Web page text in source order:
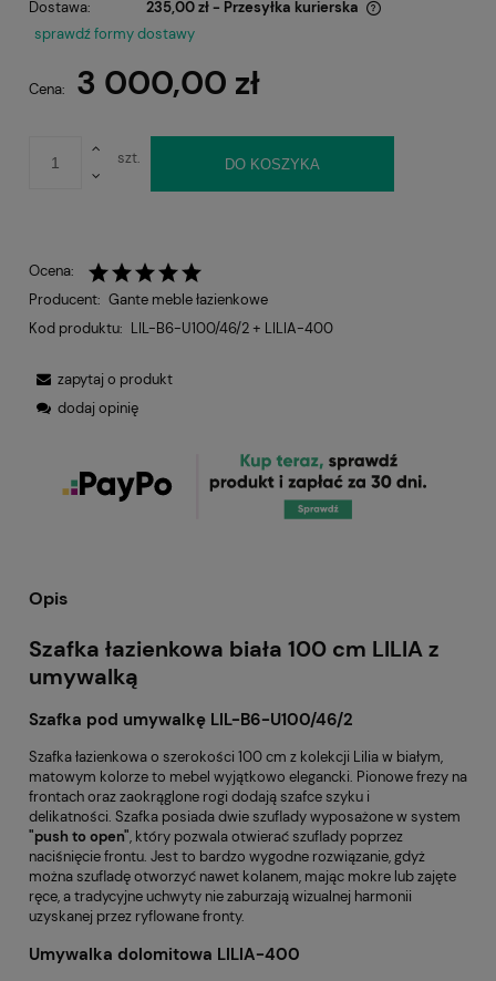
Dostawa:
235,00 zł - Przesyłka kurierska
Cena nie zawiera ewentualnych kosztów płatności
sprawdź formy dostawy
Cena: 3 000,00 zł
szt. DO KOSZYKA
Ocena:
Producent: Gante meble łazienkowe
Kod produktu: LIL-B6-U100/46/2 + LILIA-400
zapytaj o produkt
dodaj opinię
Opis
Szafka łazienkowa biała 100 cm LILIA z
umywalką
Szafka pod umywalkę LIL-B6-U100/46/2
Szafka łazienkowa o szerokości 100 cm z kolekcji Lilia w białym,
matowym kolorze to mebel wyjątkowo elegancki. Pionowe frezy na
frontach oraz zaokrąglone rogi dodają szafce szyku i
delikatności. Szafka posiada dwie szuflady wyposażone w system
"push to open", który pozwala otwierać szuflady poprzez
naciśnięcie frontu. Jest to bardzo wygodne rozwiązanie, gdyż
można szufladę otworzyć nawet kolanem, mając mokre lub zajęte
ręce, a tradycyjne uchwyty nie zaburzają wizualnej harmonii
uzyskanej przez ryflowane fronty.
Umywalka dolomitowa LILIA-400